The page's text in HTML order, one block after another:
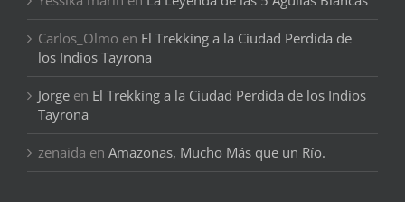
Carlos_Olmo en El Trekking a la Ciudad Perdida de
los Indios Tayrona
Jorge en El Trekking a la Ciudad Perdida de los Indios
Tayrona
zenaida en Amazonas, Mucho Más que un Río.